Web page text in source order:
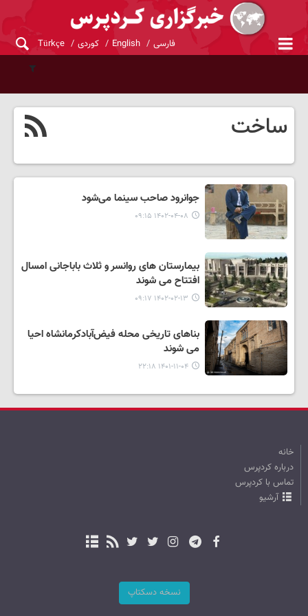
فارسی English کوردی Türkçe
ساخت
جوانرود صاحب سینما می‌شود
۱۴۰۲-۰۴-۰۸ ۰۹:۱۵
بیمارستان های روانسر و ثلاث باباجانی امسال
افتتاح می شوند
۱۴۰۲-۰۲-۱۳ ۰۹:۱۷
بناهای تاریخی محله فیض‌آبادکرمانشاه احیا
می شوند
۱۴۰۱-۱۱-۰۴ ۲۲:۱۸
خانه
درباره کردپرس
تماس با کردپرس
آرشیو
نسخه دسکتاپ